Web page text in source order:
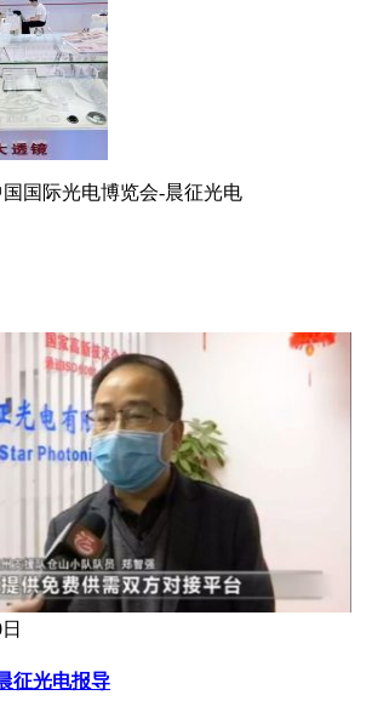
国国际光电博览会-晨征光电
征光电报导